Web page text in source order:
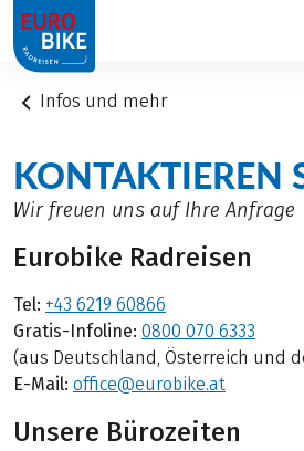
1
Infos und mehr
KONTAKTIEREN
Wir freuen uns auf Ihre Anfrage
Eurobike Radreisen
Tel: +43 6219 60866
Gratis-Infoline: 0800 070 6333
(aus Deutschland, Österreich und
E-Mail: office@eurobike.at
Unsere Bürozeiten